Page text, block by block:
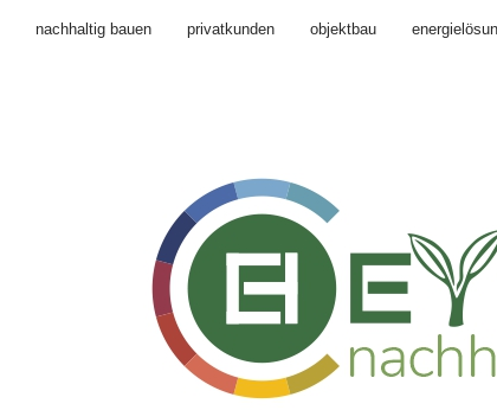
nachhaltig bauen privatkunden objektbau